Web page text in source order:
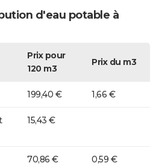
d'eau potable à
Prix pour
120 m3
Prix du m3
199,40 € 1,66 €
15,43 €
70,86 € 0,59 €